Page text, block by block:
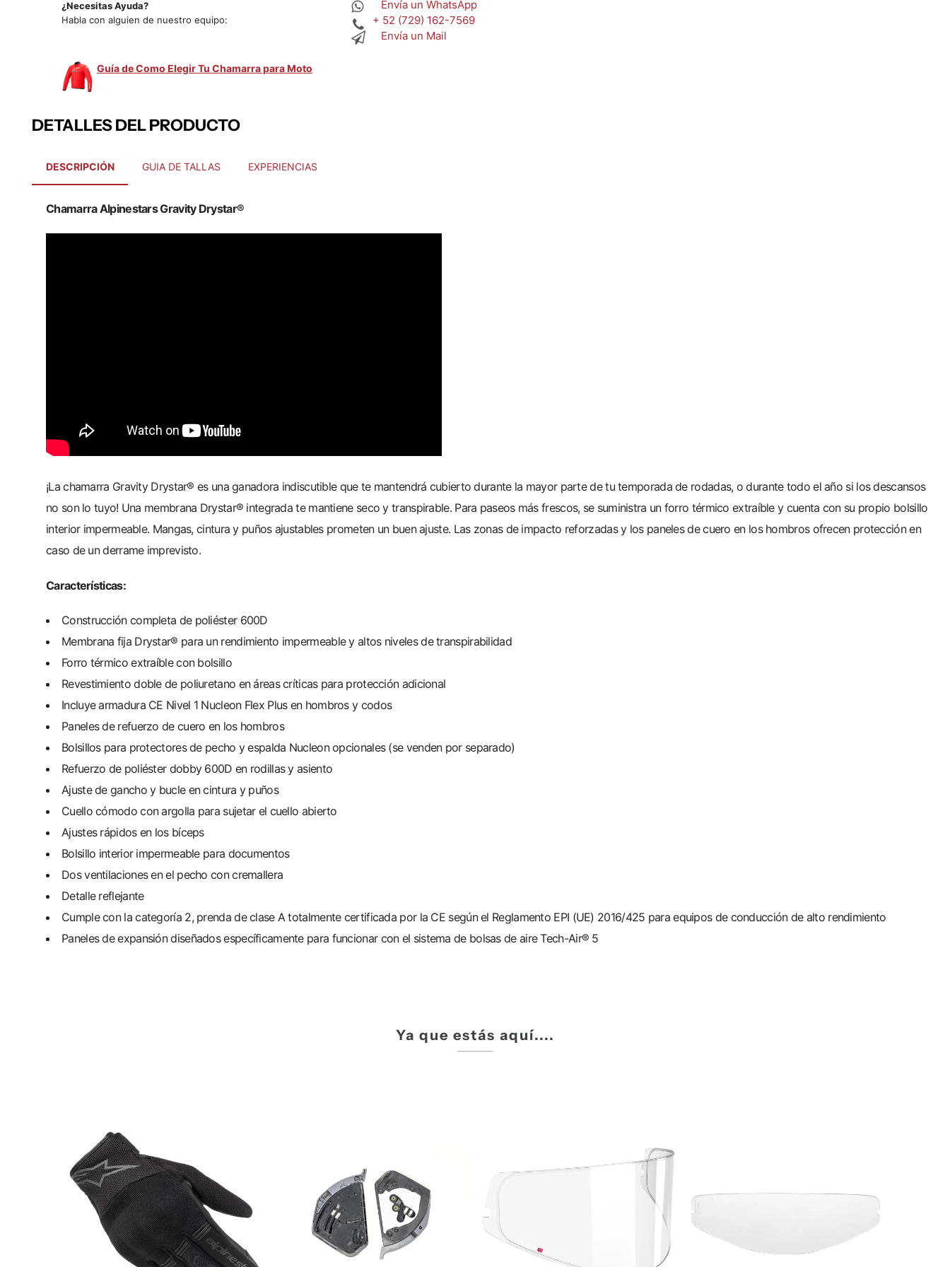
¿Necesitas Ayuda?
Habla con alguien de nuestro equipo:
Envía un WhatsApp
+ 52 (729) 162-7569
Envía un Mail
Guía de Como Elegir Tu Chamarra para Moto
DETALLES DEL PRODUCTO
DESCRIPCIÓN GUIA DE TALLAS EXPERIENCIAS
Chamarra Alpinestars Gravity Drystar®
¡La chamarra Gravity Drystar® es una ganadora indiscutible que te mantendrá cubierto durante la mayor parte de tu temporada de rodadas, o durante todo el año si los descansos
no son lo tuyo! Una membrana Drystar® integrada te mantiene seco y transpirable. Para paseos más frescos, se suministra un forro térmico extraíble y cuenta con su propio bolsillo
interior impermeable. Mangas, cintura y puños ajustables prometen un buen ajuste. Las zonas de impacto reforzadas y los paneles de cuero en los hombros ofrecen protección en
caso de un derrame imprevisto.
Características:
Construcción completa de poliéster 600D
Membrana fija Drystar® para un rendimiento impermeable y altos niveles de transpirabilidad
Forro térmico extraíble con bolsillo
Revestimiento doble de poliuretano en áreas críticas para protección adicional
Incluye armadura CE Nivel 1 Nucleon Flex Plus en hombros y codos
Paneles de refuerzo de cuero en los hombros
Bolsillos para protectores de pecho y espalda Nucleon opcionales (se venden por separado)
Refuerzo de poliéster dobby 600D en rodillas y asiento
Ajuste de gancho y bucle en cintura y puños
Cuello cómodo con argolla para sujetar el cuello abierto
Ajustes rápidos en los bíceps
Bolsillo interior impermeable para documentos
Dos ventilaciones en el pecho con cremallera
Detalle reflejante
Cumple con la categoría 2, prenda de clase A totalmente certificada por la CE según el Reglamento EPI (UE) 2016/425 para equipos de conducción de alto rendimiento
Paneles de expansión diseñados específicamente para funcionar con el sistema de bolsas de aire Tech-Air® 5
Ya que estás aquí....